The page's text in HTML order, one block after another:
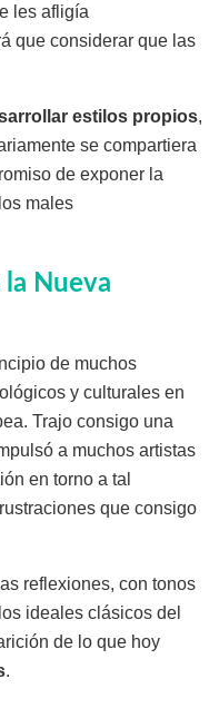
les afligía
que considerar que las
estilos propios,
se compartiera
de exponer la
males
Nueva
de muchos
y culturales en
Trajo consigo una
a muchos artistas
en torno a tal
que consigo
reflexiones, con tonos
ideales clásicos del
de lo que hoy
.